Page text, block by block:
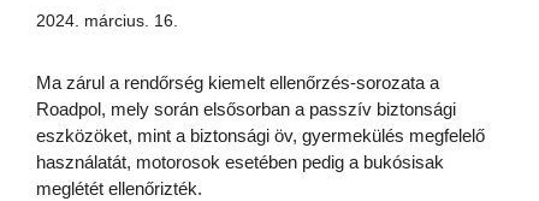
2024. március. 16.
Ma zárul a rendőrség kiemelt ellenőrzés-sorozata a
Roadpol, mely során elsősorban a passzív biztonsági
eszközöket, mint a biztonsági öv, gyermekülés megfelelő
használatát, motorosok esetében pedig a bukósisak
meglétét ellenőrizték.